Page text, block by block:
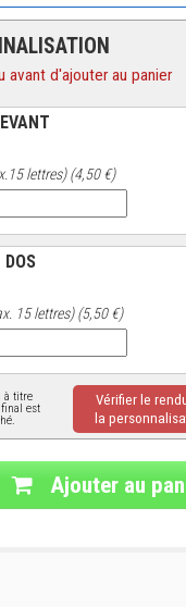
avant d'ajouter au panier
lettres) (4,50 €)
DOS
15 lettres) (5,50 €)
à titre
est
Vérifier le
la
Ajouter au